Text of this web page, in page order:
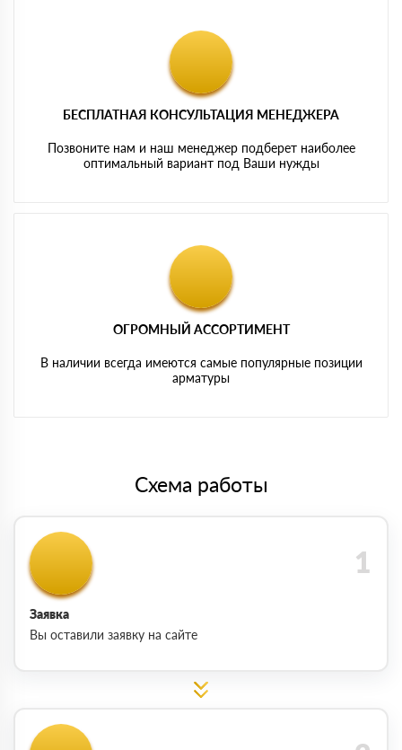
БЕСПЛАТНАЯ КОНСУЛЬТАЦИЯ МЕНЕДЖЕРА
Позвоните нам и наш менеджер подберет наиболее
оптимальный вариант под Ваши нужды
ОГРОМНЫЙ АССОРТИМЕНТ
В наличии всегда имеются самые популярные позиции
арматуры
Схема работы
Заявка
Вы оставили заявку на сайте